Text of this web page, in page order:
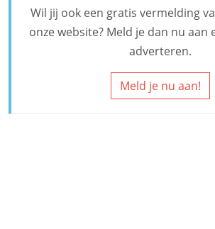
Wil jij ook een gratis vermelding
onze website? Meld je dan nu aan
adverteren.
Meld je nu aan!